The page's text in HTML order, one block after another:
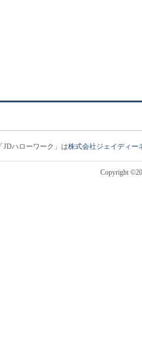
「JDハローワーク」は株式会社ジェイディー
Copyright